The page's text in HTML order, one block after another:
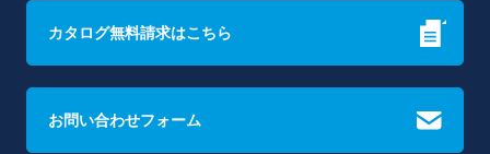
カタログ無料請求はこちら
お問い合わせフォーム